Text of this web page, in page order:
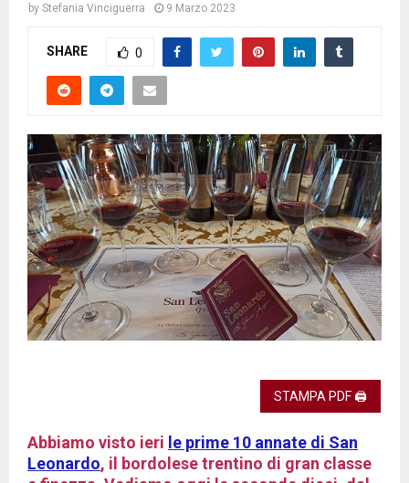
by Stefania Vinciguerra 9 Marzo 2023
SHARE 0
STAMPA PDF 🖨
Abbiamo visto ieri le prime 10 annate di San
Leonardo, il bordolese trentino di gran classe